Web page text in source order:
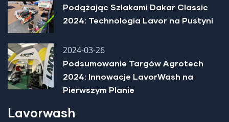
Podążając Szlakami Dakar Classic
2024: Technologia Lavor na Pustyni
2024-03-26
Podsumowanie Targów Agrotech
2024: Innowacje LavorWash na
Pierwszym Planie
Lavorwash